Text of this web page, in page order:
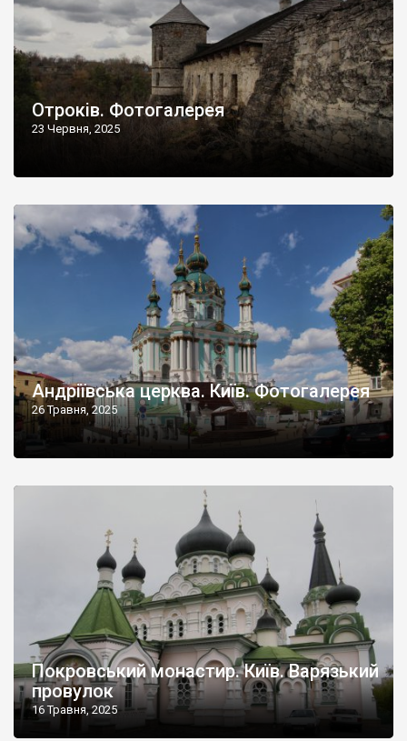
Отроків. Фотогалерея
23 Червня, 2025
Андріївська церква. Київ. Фотогалерея
26 Травня, 2025
Покровський монастир. Київ. Варязький
провулок
16 Травня, 2025